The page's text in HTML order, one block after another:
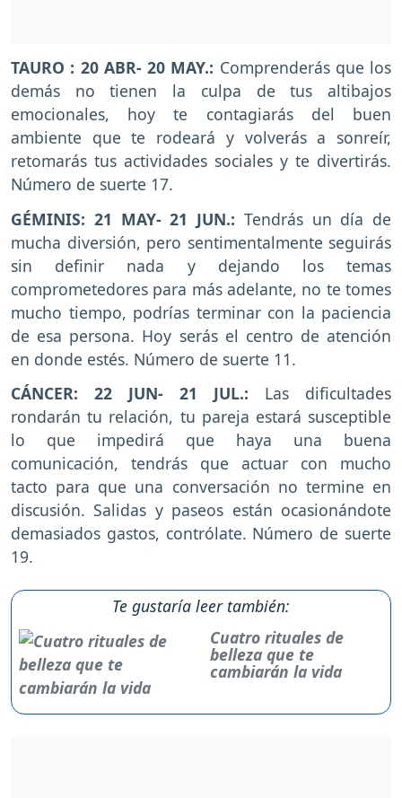
TAURO : 20 ABR- 20 MAY.: Comprenderás que los
demás no tienen la culpa de tus altibajos
emocionales, hoy te contagiarás del buen
ambiente que te rodeará y volverás a sonreír,
retomarás tus actividades sociales y te divertirás.
Número de suerte 17.
GÉMINIS: 21 MAY- 21 JUN.: Tendrás un día de
mucha diversión, pero sentimentalmente seguirás
sin definir nada y dejando los temas
comprometedores para más adelante, no te tomes
mucho tiempo, podrías terminar con la paciencia
de esa persona. Hoy serás el centro de atención
en donde estés. Número de suerte 11.
CÁNCER: 22 JUN- 21 JUL.: Las dificultades
rondarán tu relación, tu pareja estará susceptible
lo que impedirá que haya una buena
comunicación, tendrás que actuar con mucho
tacto para que una conversación no termine en
discusión. Salidas y paseos están ocasionándote
demasiados gastos, contrólate. Número de suerte
19.
Te gustaría leer también:
Cuatro rituales de
belleza que te
cambiarán la vida